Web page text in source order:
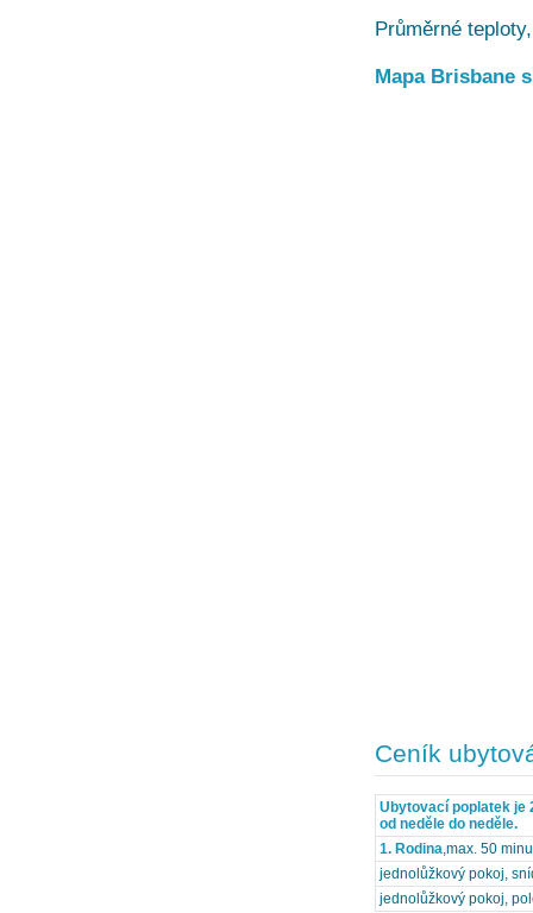
Průměrné
Mapa Brisbane
Ceník
Ubytovací poplatek je
od neděle do neděle.
1. Rodina,max. 50
jednolůžkový pokoj,
jednolůžkový pokoj,